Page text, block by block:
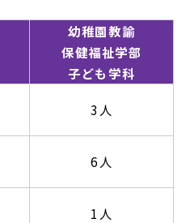
幼稚園教諭
保健福祉学部
子ども学科
3人
6人
1人